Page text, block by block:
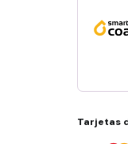
Tarjetas